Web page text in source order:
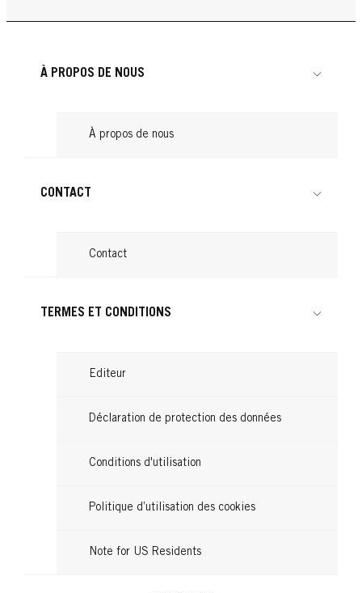
À PROPOS DE NOUS
À propos de nous
CONTACT
Contact
TERMES ET CONDITIONS
Editeur
Déclaration de protection des données
Conditions d'utilisation
Politique d’utilisation des cookies
Note for US Residents